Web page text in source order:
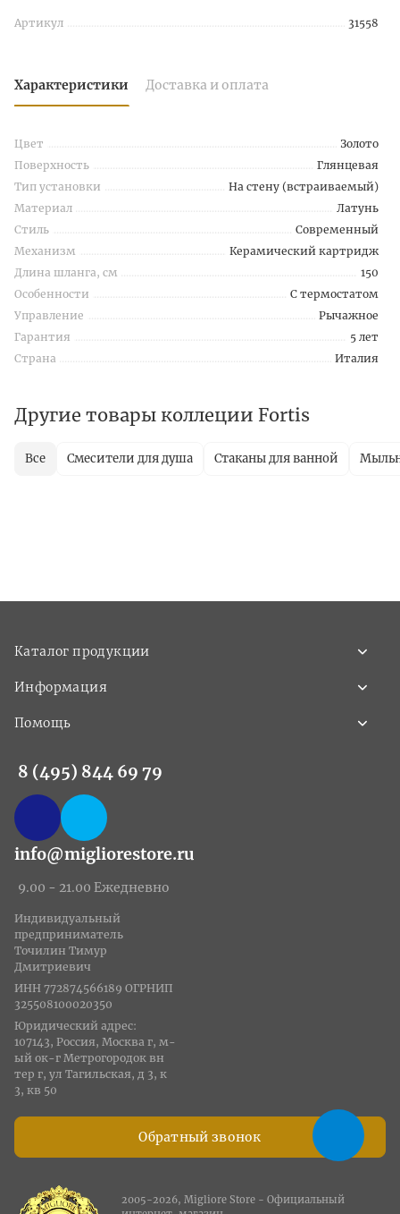
Артикул 31558
Характеристики Доставка и оплата
Цвет
Золото
Поверхность
Глянцевая
Тип установки
На стену (встраиваемый)
Материал
Латунь
Стиль
Современный
Механизм
Керамический картридж
Длина шланга, см
150
Особенности
С термостатом
Управление
Рычажное
Гарантия
5 лет
Страна
Италия
Другие товары коллеции Fortis
Все Смесители для душа Стаканы для ванной
Каталог продукции
Информация
Помощь
8 (495) 844 69 79
info@migliorestore.ru
9.00 - 21.00 Ежедневно
Обратный звонок
Индивидуальный
предприниматель
Точилин Тимур
Дмитриевич
ИНН 772874566189 ОГРНИП
325508100020350
Юридический адрес:
107143, Россия, Москва г, м-
ый ок-г Метрогородок вн
тер г, ул Тагильская, д 3, к
3, кв 50
2005-2026, Migliore Store - Официальный